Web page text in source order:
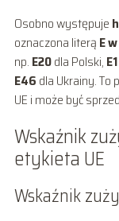
Osobno występuje
oznaczona literą E
np. E20dla Polski, E1
E46 dla Ukrainy. To
UE i może być
Wskaźnik
etykieta UE
Wskaźnik